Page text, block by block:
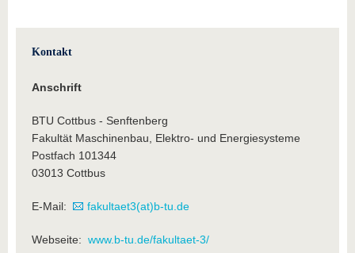
Kontakt
Anschrift
BTU Cottbus - Senftenberg
Fakultät Maschinenbau, Elektro- und Energiesysteme
Postfach 101344
03013 Cottbus
E-Mail: fakultaet3(at)b-tu.de
Webseite: www.b-tu.de/fakultaet-3/